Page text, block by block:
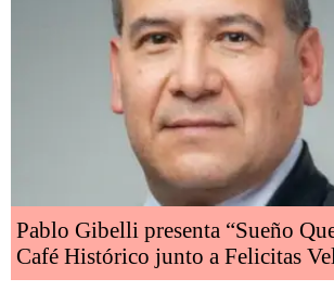
Pablo Gibelli presenta “Sueño
Café Histórico junto a Felicitas